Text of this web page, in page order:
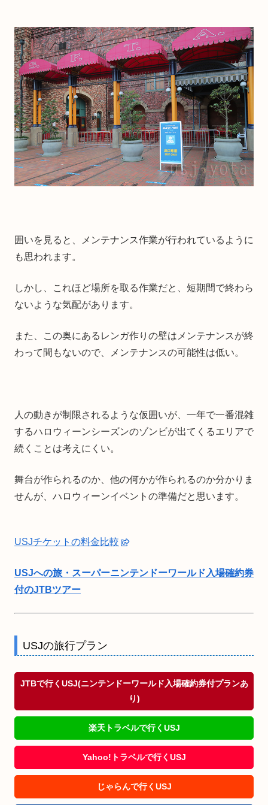
囲いを見ると、メンテナンス作業が行われているように
も思われます。
しかし、これほど場所を取る作業だと、短期間で終わら
ないような気配があります。
また、この奥にあるレンガ作りの壁はメンテナンスが終
わって間もないので、メンテナンスの可能性は低い。
人の動きが制限されるような仮囲いが、一年で一番混雑
するハロウィーンシーズンのゾンビが出てくるエリアで
続くことは考えにくい。
舞台が作られるのか、他の何かが作られるのか分かりま
せんが、ハロウィーンイベントの準備だと思います。
USJチケットの料金比較
USJへの旅・スーパーニンテンドーワールド入場確約券
付のJTBツアー
USJの旅行プラン
JTBで行くUSJ(ニンテンドーワールド入場確約券付プランあ
り)
楽天トラベルで行くUSJ
Yahoo!トラベルで行くUSJ
じゃらんで行くUSJ